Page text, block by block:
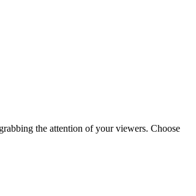
the attention of your viewers. Choose